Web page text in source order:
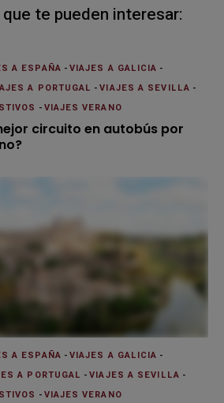
te pueden interesar:
A ESPAÑA -VIAJES A GALICIA -
A PORTUGAL -VIAJES A SEVILLA -
-VIAJES VERANO
circuito en autobús por
A ESPAÑA -VIAJES A GALICIA -
A PORTUGAL -VIAJES A SEVILLA -
-VIAJES VERANO